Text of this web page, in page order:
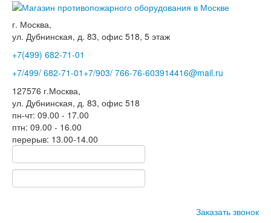
г. Москва,
ул. Дубнинская, д. 83, офис 518, 5 этаж
+7(499) 682-71-01
+7/499/ 682-71-01 +7/903/ 766-76-603914416@mail.ru
127576 г.Москва,
ул. Дубнинская, д. 83, офис 518
пн-чт: 09.00 - 17.00
птн: 09.00 - 16.00
перерыв: 13.00-14.00
Заказать звонок